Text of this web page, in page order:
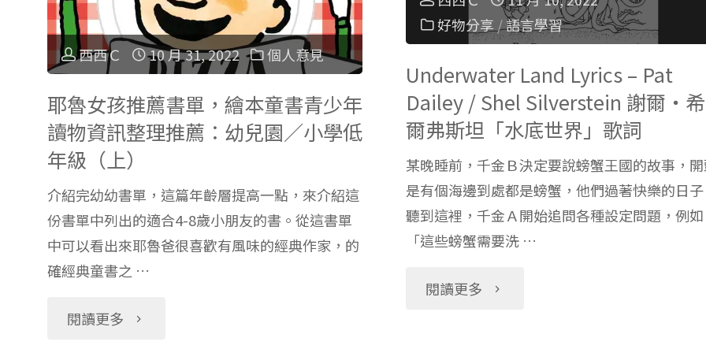
謎
動
腦
課
程
介
學
老
師
引
導
體
驗
英
重
要
的
事：
真
有
效
草
擬
閱
讀
理
解
問
題，
好物分享 /語言學習
Underwater Land Lyrics – Pat
Dailey / Shel Silverstein 謝爾‧希
爾弗斯坦「水底世界」歌詞
某晚睡前，千金Ｂ決定要說螃蟹王國的故事，
是有個海邊到處都是螃蟹，他們過著快樂的日
聽到這裡，千金Ａ開始追問各種設定問題，例如
「這些螃蟹需要洗 …
閱讀更多 "Underwater
西西Ｃ 10 月 31, 2022 個人意見
耶魯女孩推薦書單，繪本童書青少年
讀物資訊整理推薦：幼兒園／小學低
年級（上）
介紹完幼幼書單，這篇年齡層提高一點，來介紹這
份書單中列出的適合4-8歲小朋友的書。從這書單
中可以看出來耶魯爸很喜歡有風味的經典作家，的
確經典童書之 …
閱讀更多 "耶